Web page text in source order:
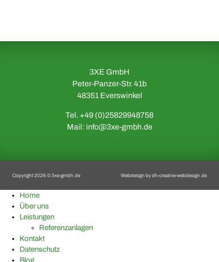
3XE GmbH
Peter-Panzer-Str. 41b
48351 Everswinkel
Tel. +49 (0)25829948758
Mail: info@3xe-gmbh.de
Copyright 2026 © 3xe-gmbh.de Webdesign bydh-creative-webdesign.de
Home
Über uns
Leistungen
Referenzanlagen
Kontakt
Datenschutz
Blog